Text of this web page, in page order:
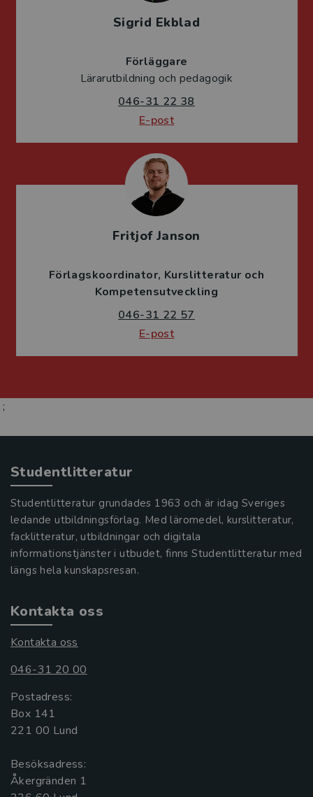
Sigrid Ekblad
Förläggare
Lärarutbildning och pedagogik
046-31 22 38
E-post
Fritjof Janson
Förlagskoordinator Kurslitteratur och
Kompetensutveckling
046-31 22 57
E-post
;
Studentlitteratur
Studentlitteratur grundades 1963 och är idag Sveriges
ledande utbildningsförlag. Med läromedel, kurslitteratur,
facklitteratur, utbildningar och digitala
informationstjänster i utbudet, finns Studentlitteratur med
längs hela kunskapsresan.
Kontakta oss
Kontakta oss
046-31 20 00
Postadress:
Box 141
221 00 Lund
Besöksadress:
Åkergränden 1